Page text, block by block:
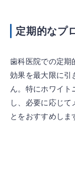
定期的なプ
歯科医院での定期
効果を最大限に引
ん。特にホワイト
し、必要に応じて
とをおすすめしま